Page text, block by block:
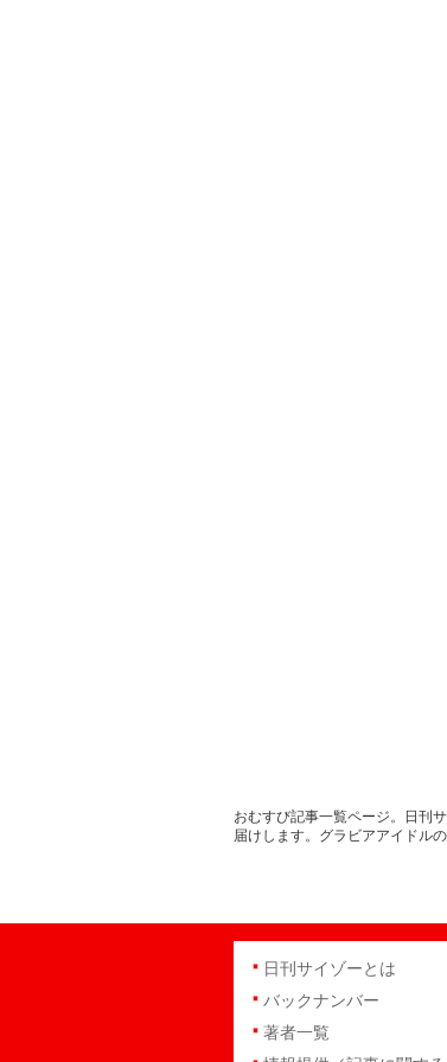
おむすび記事一覧ページ。日刊
届けします。グラビアアイドル
日刊サイゾーとは
バックナンバー
著者一覧